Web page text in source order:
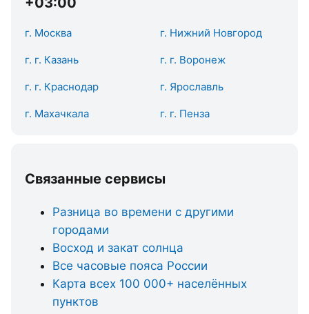
г. Москва г. Нижний Новгород
г. г. Казань г. г. Воронеж
г. г. Краснодар г. Ярославль
г. Махачкала г. г. Пенза
Связанные сервисы
Разница во времени с другими
городами
Восход и закат солнца
Все часовые пояса России
Карта всех 100 000+ населённых
пунктов